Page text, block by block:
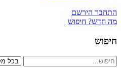
התחבר הירשם
מה חדש? חיפוש
חיפוש